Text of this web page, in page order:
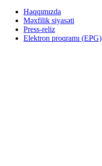
Haqqımızda
Məxfilik siyasəti
Press-reliz
Elektron proqramı (EPG)